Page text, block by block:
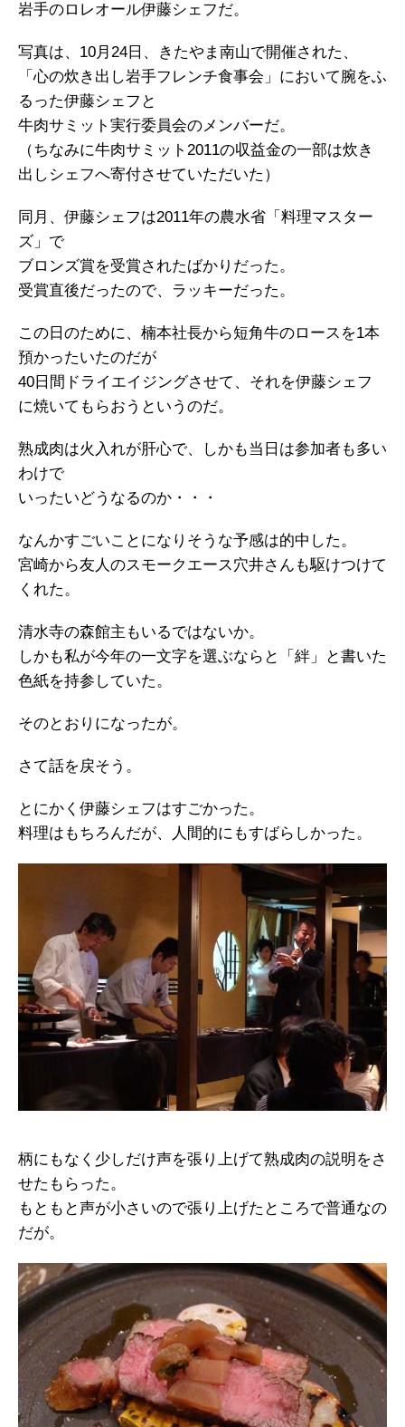
岩手のロレオール伊藤シェフだ。
写真は、10月24日、きたやま南山で開催された、
「心の炊き出し岩手フレンチ食事会」において腕をふ
るった伊藤シェフと
牛肉サミット実行委員会のメンバーだ。
（ちなみに牛肉サミット2011の収益金の一部は炊き
出しシェフへ寄付させていただいた）
同月、伊藤シェフは2011年の農水省「料理マスター
ズ」で
ブロンズ賞を受賞されたばかりだった。
受賞直後だったので、ラッキーだった。
この日のために、楠本社長から短角牛のロースを1本
預かったいたのだが
40日間ドライエイジングさせて、それを伊藤シェフ
に焼いてもらおうというのだ。
熟成肉は火入れが肝心で、しかも当日は参加者も多い
わけで
いったいどうなるのか・・・
なんかすごいことになりそうな予感は的中した。
宮崎から友人のスモークエース穴井さんも駆けつけて
くれた。
清水寺の森館主もいるではないか。
しかも私が今年の一文字を選ぶならと「絆」と書いた
色紙を持参していた。
そのとおりになったが。
さて話を戻そう。
とにかく伊藤シェフはすごかった。
料理はもちろんだが、人間的にもすばらしかった。
柄にもなく少しだけ声を張り上げて熟成肉の説明をさ
せたもらった。
もともと声が小さいので張り上げたところで普通なの
だが。